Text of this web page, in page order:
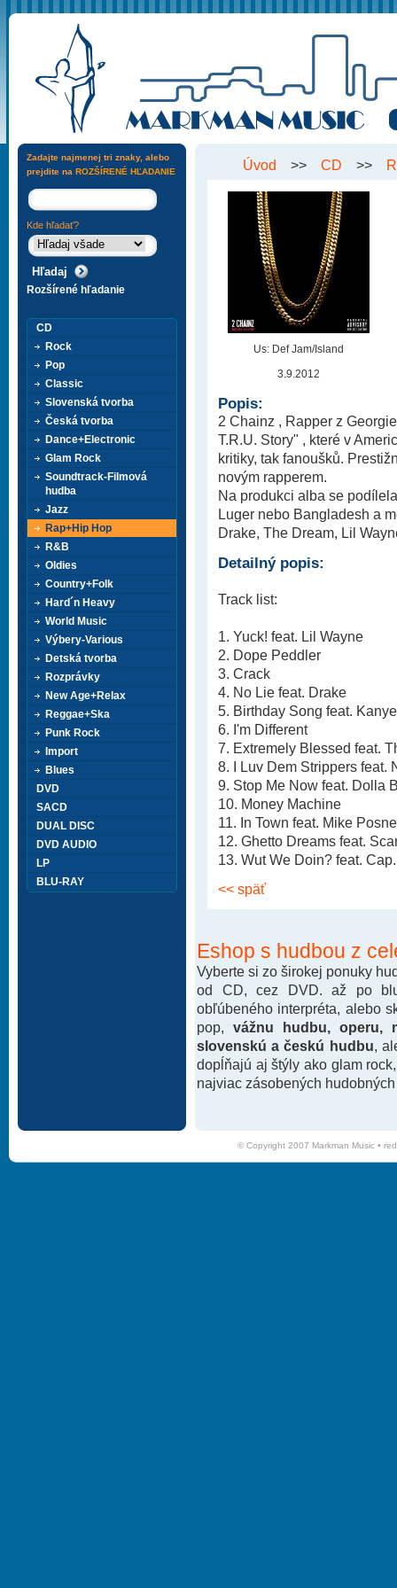
Úvod >> CD >>
Us: Def Jam/Island
3.9.2012
Popis:
2 Chainz , Rapper z
T.R.U. Story" , které v
kritiky, tak fanoušků.
novým rapperem.
Na produkci alba se
Luger nebo Bangladesh a
Drake, The Dream, Lil
Detailný popis:
Track list:
1. Yuck! feat. Lil Wayne
2. Dope Peddler
3. Crack
4. No Lie feat. Drake
5. Birthday Song feat.
6. I'm Different
7. Extremely Blessed feat.
8. I Luv Dem Strippers feat.
9. Stop Me Now feat. Dolla
10. Money Machine
11. In Town feat. Mike
12. Ghetto Dreams feat.
13. Wut We Doin? feat.
<< späť
Eshop s hudbou z
Vyberte si zo širokej ponuky
od CD, cez DVD. až po
obľúbeného interpréta, alebo
pop, vážnu hudbu, operu,
slovenskú a českú hudbu ,
dopĺňajú aj štýly ako glam
najviac zásobených
Zadajte najmenej tri znaky, alebo
prejdite na ROZŠÍRENÉ HĽADANIE
Kde hľadať?
Rozšírené hľadanie
CD
Rock
Pop
Classic
Slovenská tvorba
Česká tvorba
Dance+Electronic
Glam Rock
Soundtrack-Filmová
hudba
Jazz
Rap+Hip Hop
R&B
Oldies
Country+Folk
Hard´n Heavy
World Music
Výbery-Various
Detská tvorba
Rozprávky
New Age+Relax
Reggae+Ska
Punk Rock
Import
Blues
DVD
SACD
DUAL DISC
DVD AUDIO
LP
BLU-RAY
© Copyright 2007 Markman Music •